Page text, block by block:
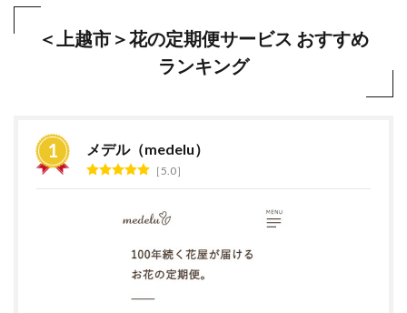
期便
キン
グ
2
＜上越市＞花の定期便サービス おすすめ
ランキング
メデル（medelu）
5.0